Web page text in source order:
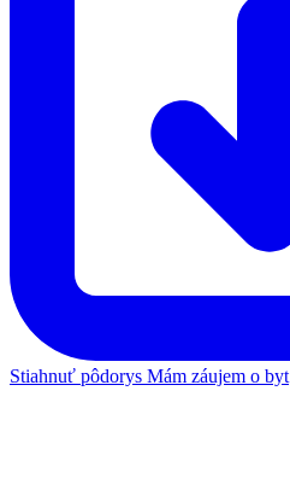
Stiahnuť pôdorys Mám záujem o byt